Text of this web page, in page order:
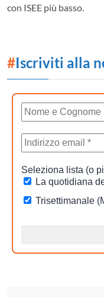
con ISEE più basso.
#Iscriviti alla